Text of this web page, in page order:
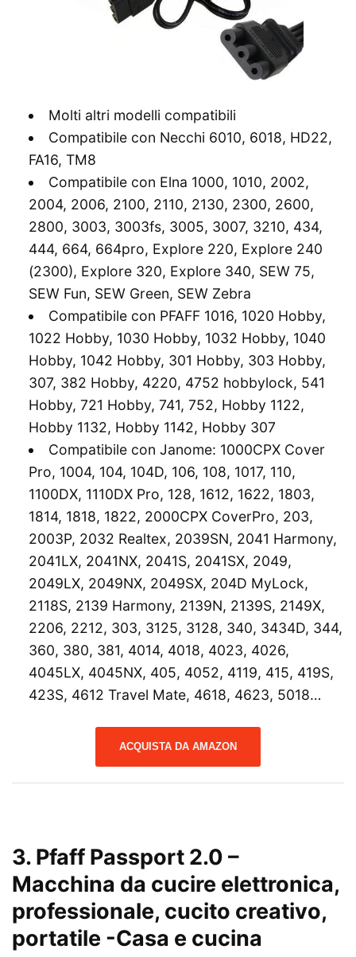
Molti altri modelli compatibili
Compatibile con Necchi 6010, 6018, HD22,
FA16, TM8
Compatibile con Elna 1000, 1010, 2002,
2004, 2006, 2100, 2110, 2130, 2300, 2600,
2800, 3003, 3003fs, 3005, 3007, 3210, 434,
444, 664, 664pro, Explore 220, Explore 240
(2300), Explore 320, Explore 340, SEW 75,
SEW Fun, SEW Green, SEW Zebra
Compatibile con PFAFF 1016, 1020 Hobby,
1022 Hobby, 1030 Hobby, 1032 Hobby, 1040
Hobby, 1042 Hobby, 301 Hobby, 303 Hobby,
307, 382 Hobby, 4220, 4752 hobbylock, 541
Hobby, 721 Hobby, 741, 752, Hobby 1122,
Hobby 1132, Hobby 1142, Hobby 307
Compatibile con Janome: 1000CPX Cover
Pro, 1004, 104, 104D, 106, 108, 1017, 110,
1100DX, 1110DX Pro, 128, 1612, 1622, 1803,
1814, 1818, 1822, 2000CPX CoverPro, 203,
2003P, 2032 Realtex, 2039SN, 2041 Harmony,
2041LX, 2041NX, 2041S, 2041SX, 2049,
2049LX, 2049NX, 2049SX, 204D MyLock,
2118S, 2139 Harmony, 2139N, 2139S, 2149X,
2206, 2212, 303, 3125, 3128, 340, 3434D, 344,
360, 380, 381, 4014, 4018, 4023, 4026,
4045LX, 4045NX, 405, 4052, 4119, 415, 419S,
423S, 4612 Travel Mate, 4618, 4623, 5018…
ACQUISTA DA AMAZON
3. Pfaff Passport 2.0 –
Macchina da cucire elettronica,
professionale, cucito creativo,
portatile -Casa e cucina